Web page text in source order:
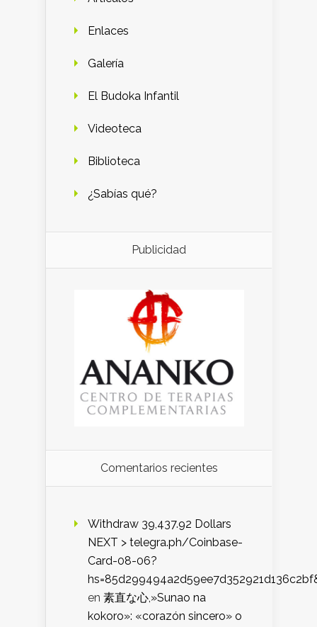
Enlaces
Galería
El Budoka Infantil
Videoteca
Biblioteca
¿Sabías qué?
Publicidad
Comentarios recientes
Withdraw 39,437.92 Dollars
NEXT > telegra.ph/Coinbase-
Card-08-06?
en 素直な心,»Sunao na
kokoro»: «corazón sincero» o